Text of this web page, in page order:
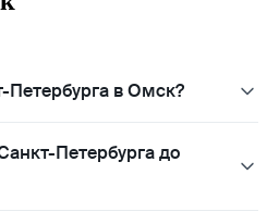
Петербурга в Омск?
Петербурга до